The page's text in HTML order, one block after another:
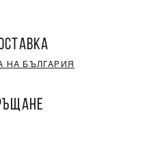
НА БЪЛГАРИЯ